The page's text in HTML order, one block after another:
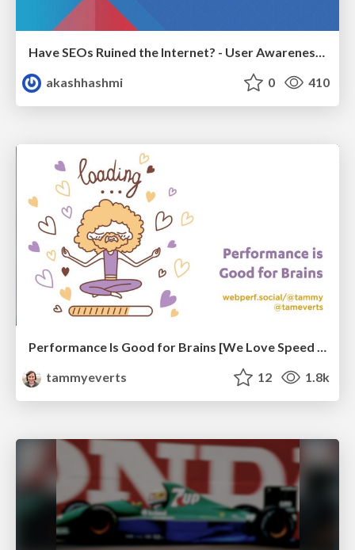
Have SEOs Ruined the Internet? - User Awareness of SEO in 2025
akashhashmi
0 410
Performance Is Good for Brains [We Love Speed 2024]
tammyeverts
12 1.8k